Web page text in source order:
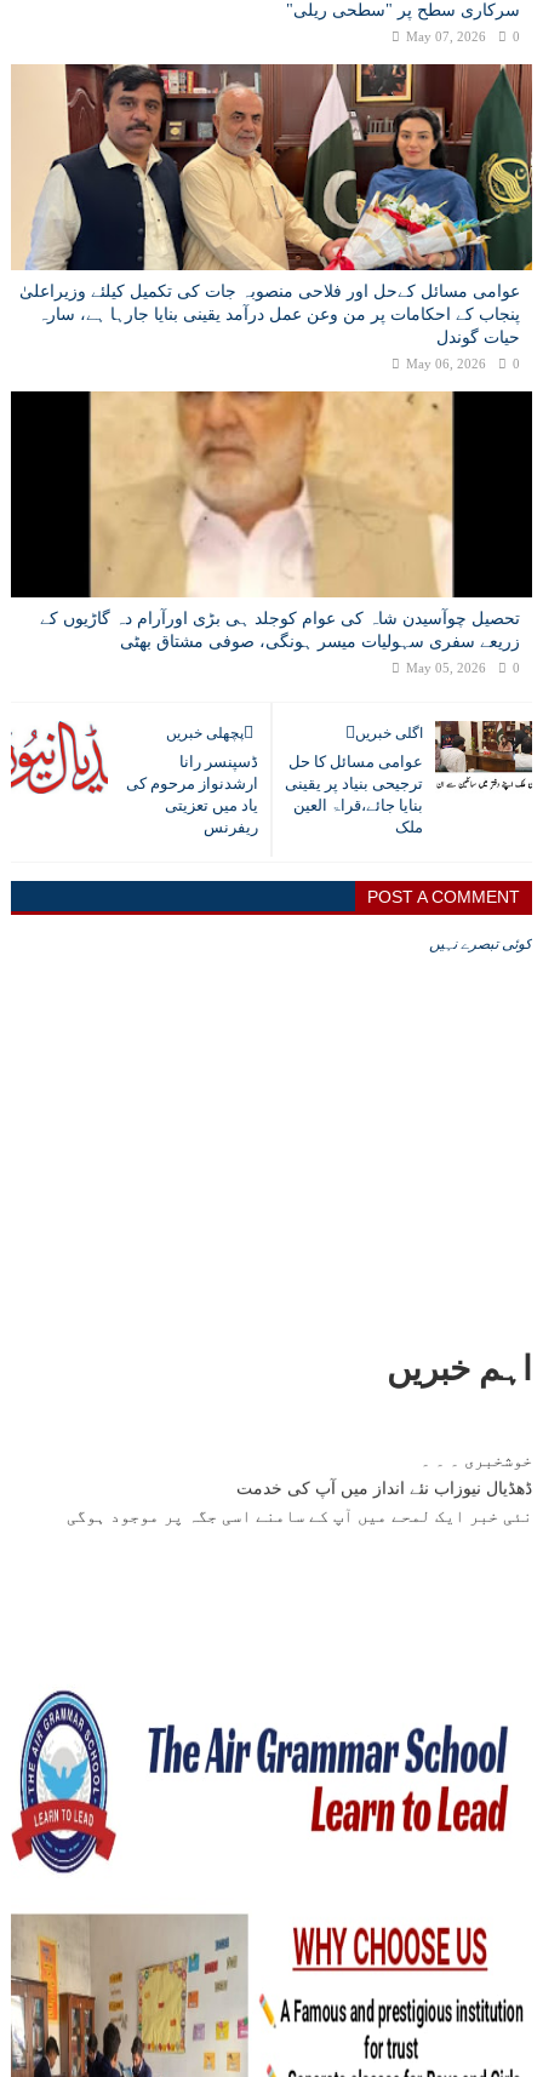
سرکاری سطح پر "سطحی ریلی"
May 07, 2026 0
عوامی مسائل کےحل اور فلاحی منصوبہ جات کی تکمیل کیلئے وزیراعلیٰ
پنجاب کے احکامات پر من وعن عمل درآمد یقینی بنایا جارہا ہے، سارہ
حیات گوندل
May 06, 2026 0
تحصیل چوآسیدن شاہ کی عوام کوجلد ہی بڑی اورآرام دہ گاڑیوں کے
زریعے سفری سہولیات میسر ہونگی، صوفی مشتاق بھٹی
May 05, 2026 0
اگلی خبریں
عوامی مسائل کا حل
ترجیحی بنیاد پر یقینی
بنایا جائے،قراۃ العین
ملک
پچھلی خبریں
ڈسپنسر رانا
ارشدنواز مرحوم کی
یاد میں تعزیتی
ریفرنس
POST A COMMENT
کوئی تبصرے نہیں
اہم خبریں
ڈھڈیال نیوزاب نئے انداز میں آپ کی خدمت
نئی خبر ایک لمحے میں آپ کے سامنے اسی جگہ پر موجود ہوگی